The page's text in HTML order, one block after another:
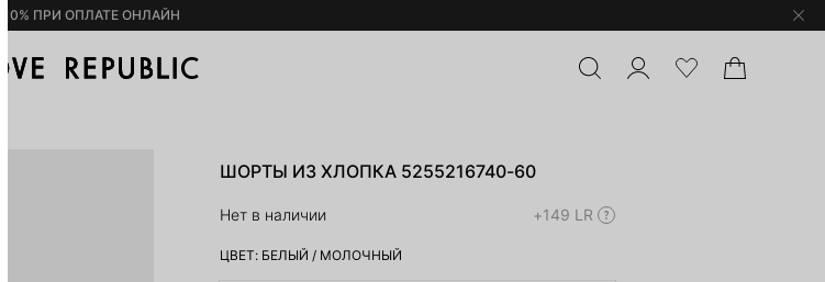
– 10% ПРИ ОПЛАТЕ ОНЛАЙН
ШОРТЫ ИЗ ХЛОПКА 5255216740-60
Нет в наличии +149 LR
ЦВЕТ: БЕЛЫЙ / МОЛОЧНЫЙ